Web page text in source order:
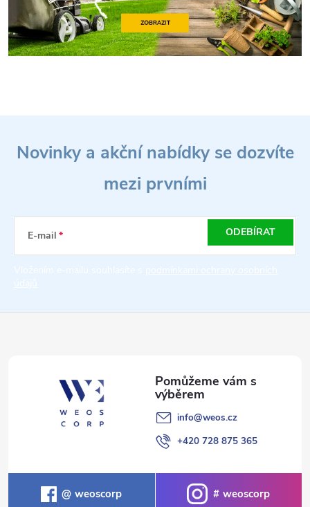
í
Novinky a akční nabídky se dozvíte
mezi prvními
E-mail ODEBÍRAT
info@weos.cz
+420 728 875 365
weoscorp weoscorp